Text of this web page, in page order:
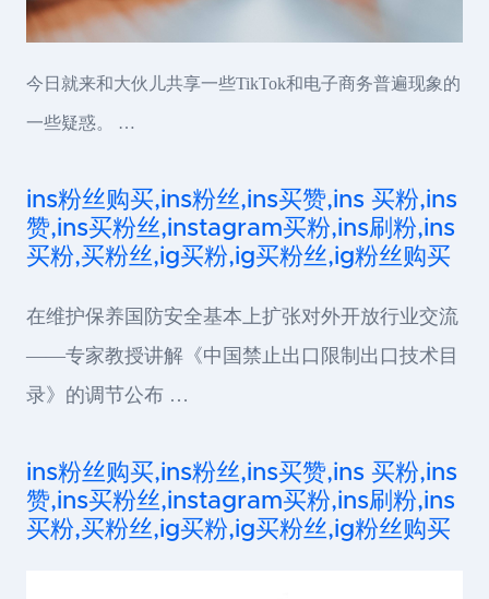
今日就来和大伙儿共享一些TikTok和电子商务普遍现象的
一些疑惑。 …
ins粉丝购买,ins粉丝,ins买赞,ins 买粉,ins
赞,ins买粉丝,instagram买粉,ins刷粉,ins
买粉,买粉丝,ig买粉,ig买粉丝,ig粉丝购买
在维护保养国防安全基本上扩张对外开放行业交流
——专家教授讲解《中国禁止出口限制出口技术目
录》的调节公布 …
ins粉丝购买,ins粉丝,ins买赞,ins 买粉,ins
赞,ins买粉丝,instagram买粉,ins刷粉,ins
买粉,买粉丝,ig买粉,ig买粉丝,ig粉丝购买